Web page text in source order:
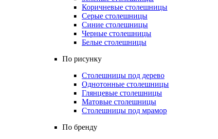
Коричневые столешницы
Серые столешницы
Синие столешницы
Черные столешницы
Белые столешницы
По рисунку
Столешницы под дерево
Однотонные столешницы
Глянцевые столешницы
Матовые столешницы
Столешницы под мрамор
По бренду